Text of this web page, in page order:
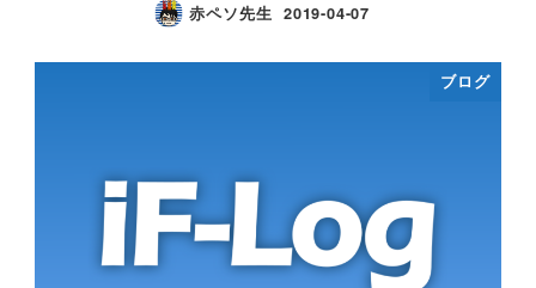
赤ペソ先生 2019-04-07
ブログ